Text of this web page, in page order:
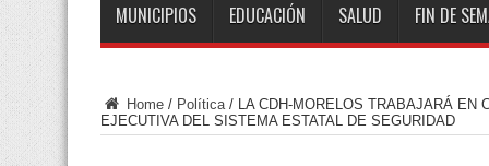
MUNICIPIOS EDUCACIÓN SALUD FIN DE
Home / Política /
LA CDH-MORELOS TRABAJARÁ EN
EJECUTIVA DEL SISTEMA ESTATAL DE SEGURIDAD